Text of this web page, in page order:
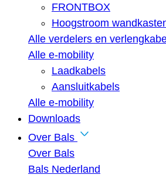
FRONTBOX
Hoogstroom
Alle verdelers en
Alle e-mobility
Laadkabels
Aansluitkabels
Alle e-mobility
Downloads
Over Bals
Over Bals
Bals Nederland